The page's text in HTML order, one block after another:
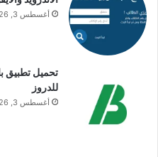
أغسطس 3, 2026
تحميل
للدروز
أغسطس 3, 2026